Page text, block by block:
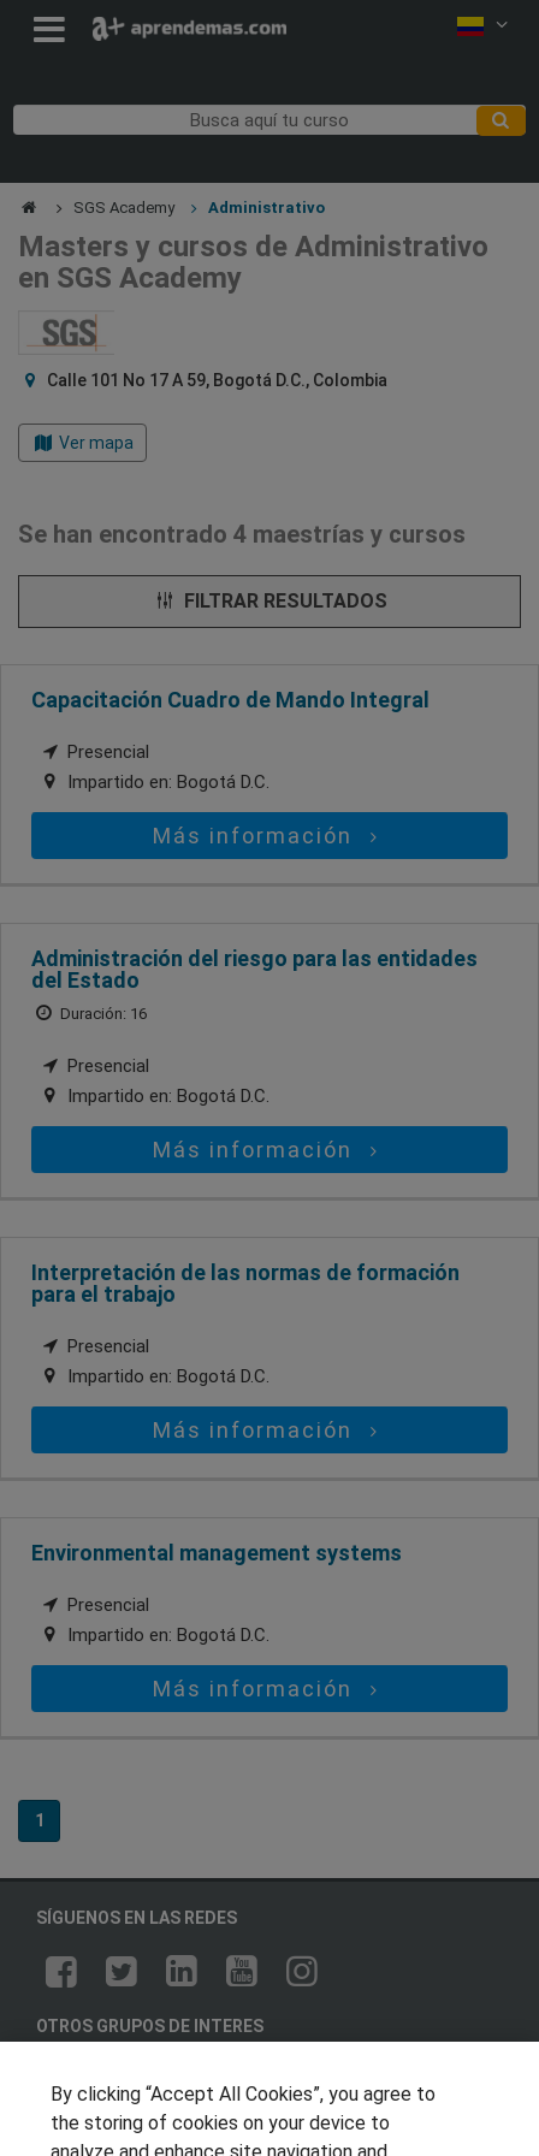
SGS Academy Administrativo
Masters y cursos de Administrativo
en SGS Academy
Calle 101 No 17 A 59, Bogotá D.C., Colombia
Ver mapa
Se han encontrado 4 maestrías y cursos
FILTRAR RESULTADOS
Capacitación Cuadro de Mando Integral
Presencial
Impartido en: Bogotá D.C.
Más información
Administración del riesgo para las entidades
del Estado
Duración: 16
Presencial
Impartido en: Bogotá D.C.
Más información
Interpretación de las normas de formación
para el trabajo
Presencial
Impartido en: Bogotá D.C.
Más información
Environmental management systems
Presencial
Impartido en: Bogotá D.C.
Más información
1
SÍGUENOS EN LAS REDES
OTROS GRUPOS DE INTERES
Hablemos de empleo
Locos por las becas
By clicking “Accept All Cookies”, you agree to
the storing of cookies on your device to